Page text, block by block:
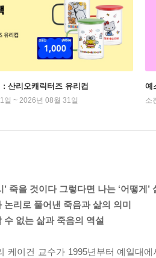
: 산리오캐릭터즈 유리컵
일 ~ 2026년 08월 31일
예
소
’ 죽을 것이다 그렇다면 나는 ‘어떻게’
논리로 풀어낸 죽음과 삶의 의미
수 없는 삶과 죽음의 역설
케이건 교수가 1995년부터 예일대에